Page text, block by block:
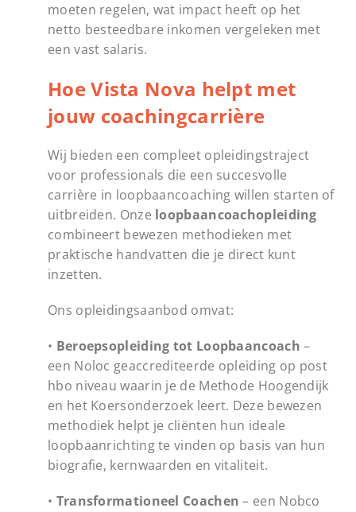
moeten regelen, wat impact heeft op het
netto besteedbare inkomen vergeleken met
een vast salaris.
Hoe Vista Nova helpt met
jouw coachingcarrière
Wij bieden een compleet opleidingstraject
voor professionals die een succesvolle
carrière in loopbaancoaching willen starten of
uitbreiden. Onze loopbaancoachopleiding
combineert bewezen methodieken met
praktische handvatten die je direct kunt
inzetten.
Ons opleidingsaanbod omvat:
• Beroepsopleiding tot Loopbaancoach –
een Noloc geaccrediteerde opleiding op post
hbo niveau waarin je de Methode Hoogendijk
en het Koersonderzoek leert. Deze bewezen
methodiek helpt je cliënten hun ideale
loopbaanrichting te vinden op basis van hun
biografie, kernwaarden en vitaliteit.
• Transformationeel Coachen – een Nobco